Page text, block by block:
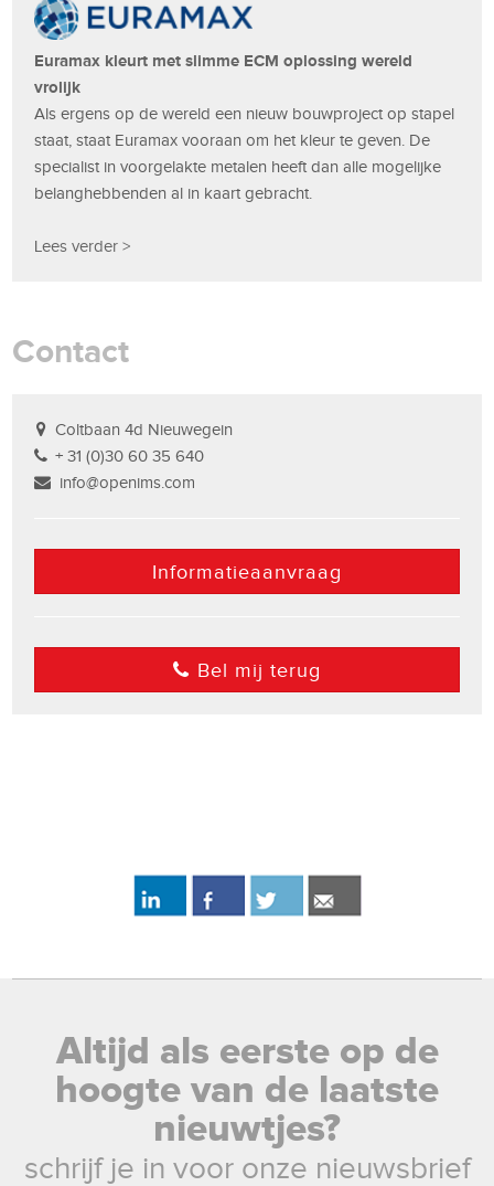
Euramax kleurt met slimme ECM oplossing wereld
vrolijk
Als ergens op de wereld een nieuw bouwproject op stapel
staat, staat Euramax vooraan om het kleur te geven. De
specialist in voorgelakte metalen heeft dan alle mogelijke
belanghebbenden al in kaart gebracht.
Lees verder >
Contact
Coltbaan 4d Nieuwegein
+ 31 (0)30 60 35 640
info@openims.com
Informatieaanvraag
Bel mij terug
Altijd als eerste op de
hoogte van de laatste
nieuwtjes?
schrijf je in voor onze nieuwsbrief